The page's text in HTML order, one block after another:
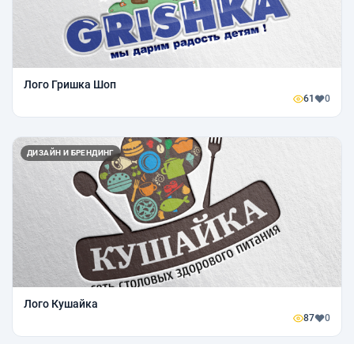
Лого Гришка Шоп
61 0
ДИЗАЙН И БРЕНДИНГ
Лого Кушайка
87 0